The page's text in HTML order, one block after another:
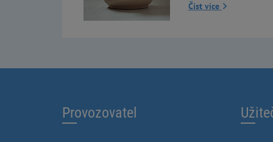
Číst více
Provozovatel